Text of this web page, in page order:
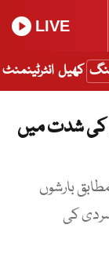
LIVE
کھیل انٹرٹینمنٹ
کی شدت میں
بارشوں
کی